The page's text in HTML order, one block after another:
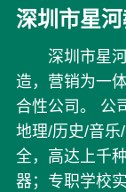
深圳市星
深圳市星
造，营销为一
合性公司。 公
地理/历史/音乐
全，高达上千
器；专职学校